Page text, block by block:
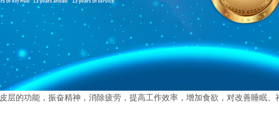
6、花时间、花心思，用不同的方法锻炼自己。清晨赤足走在草地上，让
造性，体验一些新的经验，让自己的生活更充实起来。锻炼永远是治疗疾病
7、接受专业治疗这是必须的，药物治疗可帮助你恢复脑中生化平衡。
都能有效改善你的心境，改善睡眠的效果。
8、空气负离子自然疗法。权威研究表明，空气负离子对自主神经高级中
皮层的功能，振奋精神，消除疲劳，提高工作效率，增加食欲，对改善睡眠、